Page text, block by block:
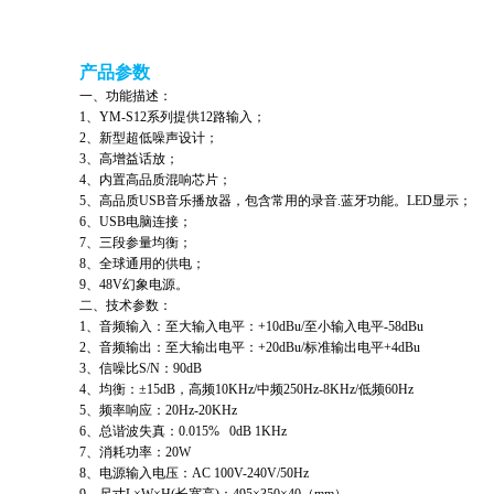
产品参数
一、功能描述：
1、YM-S12系列提供12路输入；
2、新型超低噪声设计；
3、高增益话放；
4、内置高品质混响芯片；
5、高品质USB音乐播放器，包含常用的录音.蓝牙功能。LED显示；
6、USB电脑连接；
7、三段参量均衡；
8、全球通用的供电；
9、48V幻象电源。
二、技术参数：
1、音频输入：至大输入电平：+10dBu/至小输入电平-58dBu
2、音频输出：至大输出电平：+20dBu/标准输出电平+4dBu
3、信噪比S/N：90dB
4、均衡：±15dB，高频10KHz/中频250Hz-8KHz/低频60Hz
5、频率响应：20Hz-20KHz
6、总谐波失真：0.015% 0dB 1KHz
7、消耗功率：20W
8、电源输入电压：AC 100V-240V/50Hz